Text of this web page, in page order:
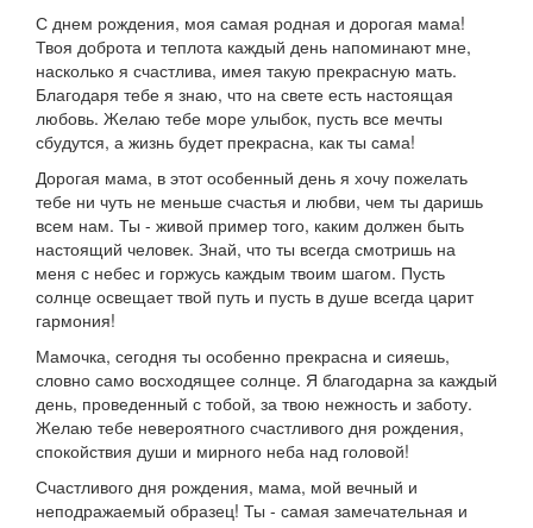
С днем рождения, моя самая родная и дорогая мама!
Твоя доброта и теплота каждый день напоминают мне,
насколько я счастлива, имея такую прекрасную мать.
Благодаря тебе я знаю, что на свете есть настоящая
любовь. Желаю тебе море улыбок, пусть все мечты
сбудутся, а жизнь будет прекрасна, как ты сама!
Дорогая мама, в этот особенный день я хочу пожелать
тебе ни чуть не меньше счастья и любви, чем ты даришь
всем нам. Ты - живой пример того, каким должен быть
настоящий человек. Знай, что ты всегда смотришь на
меня с небес и горжусь каждым твоим шагом. Пусть
солнце освещает твой путь и пусть в душе всегда царит
гармония!
Мамочка, сегодня ты особенно прекрасна и сияешь,
словно само восходящее солнце. Я благодарна за каждый
день, проведенный с тобой, за твою нежность и заботу.
Желаю тебе невероятного счастливого дня рождения,
спокойствия души и мирного неба над головой!
Счастливого дня рождения, мама, мой вечный и
неподражаемый образец! Ты - самая замечательная и